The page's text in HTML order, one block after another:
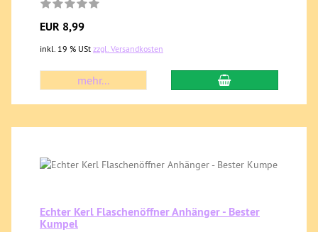
EUR 8,99
inkl. 19 % USt zzgl. Versandkosten
mehr...
Echter Kerl Flaschenöffner Anhänger - Bester
Kumpel